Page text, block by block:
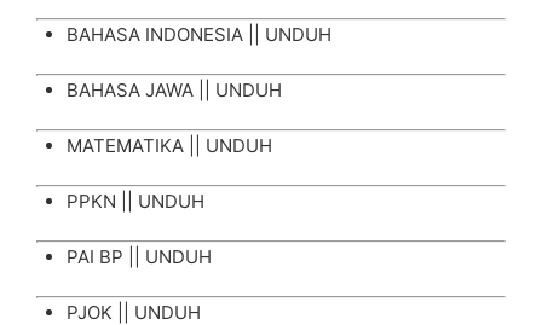
BAHASA INDONESIA || UNDUH
BAHASA JAWA || UNDUH
MATEMATIKA || UNDUH
PPKN || UNDUH
PAI BP || UNDUH
PJOK || UNDUH